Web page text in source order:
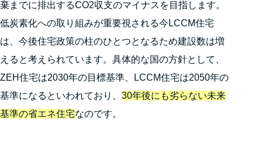
棄までに排出するCO2収支のマイナスを目指します。
低炭素化への取り組みが重要視される今LCCM住宅
は、今後住宅政策の柱のひとつとなるため建設数は増
えると考えられています。具体的な国の方針として、
ZEH住宅は2030年の目標基準、LCCM住宅は2050年の
基準になるといわれており、 30年後にも劣らない未来
基準の省エネ住宅なのです。